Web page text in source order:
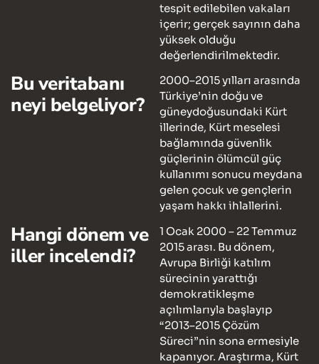
tespit edilebilen vakaları
içerir; gerçek sayının daha
yüksek olduğu
değerlendirilmektedir.
Bu veritabanı
neyi belgeliyor?
2000–2015 yılları arasında
Türkiye’nin doğu ve
güneydoğusundaki Kürt
illerinde, Kürt meselesi
bağlamında güvenlik
güçlerinin ölümcül güç
kullanımı sonucu meydana
gelen çocuk ve gençlerin
yaşam hakkı ihlallerini.
Hangi dönem ve
iller incelendi?
1 Ocak 2000 – 22 Temmuz
2015 arası. Bu dönem,
Avrupa Birliği katılım
sürecinin yarattığı
demokratikleşme
açılımlarıyla başlayıp
“2013–2015 Çözüm
Süreci”nin sona ermesiyle
kapanıyor. Araştırma, Kürt